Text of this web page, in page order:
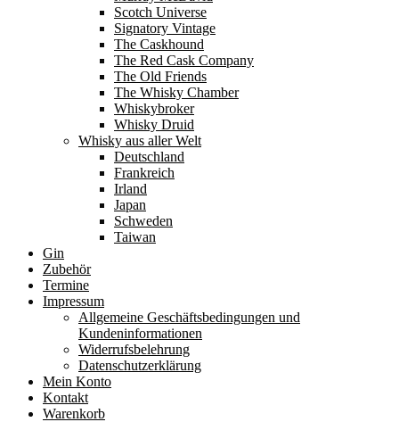
Scotch Universe
Signatory Vintage
The Caskhound
The Red Cask Company
The Old Friends
The Whisky Chamber
Whiskybroker
Whisky Druid
Whisky aus aller Welt
Deutschland
Frankreich
Irland
Japan
Schweden
Taiwan
Gin
Zubehör
Termine
Impressum
Allgemeine Geschäftsbedingungen und
Kundeninformationen
Widerrufsbelehrung
Datenschutzerklärung
Mein Konto
Kontakt
Warenkorb